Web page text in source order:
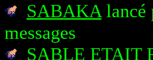
SABAKAlancé
messages
SABLE ETAIT